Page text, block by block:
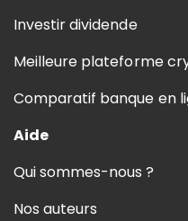
Investir dividende
Meilleure plateforme
Comparatif banque en
Aide
Qui sommes-nous ?
Nos auteurs